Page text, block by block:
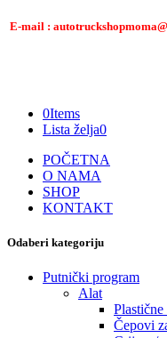
E-mail :
0Items
Lista želja0
POČETNA
O NAMA
SHOP
KONTAKT
Odaberi kategoriju
Putnički program
Alat
Plastične
Čepovi